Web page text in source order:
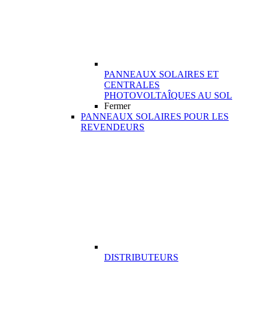
PANNEAUX SOLAIRES ET
CENTRALES
PHOTOVOLTAÎQUES AU SOL
Fermer
PANNEAUX SOLAIRES POUR LES
REVENDEURS
DISTRIBUTEURS